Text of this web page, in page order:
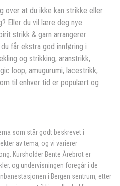
over at du ikke kan strikke eller
Eller du vil lære deg nye
strikk & garn arrangerer
får ekstra god innføring i
og strikking, aranstrikk,
loop, amugurumi, lacestrikk,
til enhver tid er populært og
som står godt beskrevet i
av tema, og vi varierer
Kursholder Bente Årebrot er
og undervisningen foregår i de
i Bergen sentrum, etter